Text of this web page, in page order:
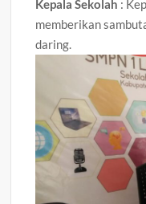
Kepala Sekolah :
memberikan
daring.